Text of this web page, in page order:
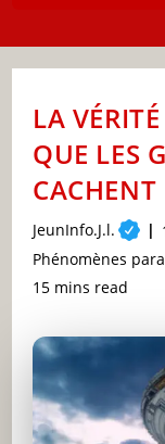
LA
QUE LES
Post
author:
JeunInfo.J.l.
Post
category:
Phénomènes
Reading
15 mins read